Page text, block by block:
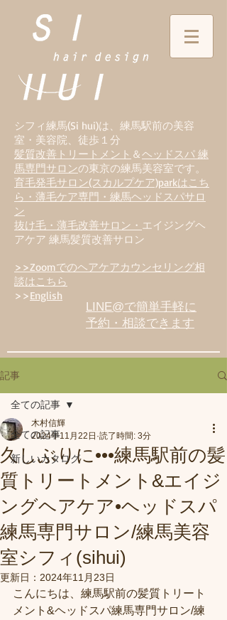
シフィ練馬(Si hui)は、 練馬駅前の美容
室・美容院、徒歩１分
髪質改善トリートメント ＆ヘッドスパ 練
馬専門サロンの東京の練馬美容室です。
育毛発毛サロン(スカルプケア)parkはこち
ら・薄毛ケア専門・練馬ヘッドスパサロ
ン
抜け毛・薄毛改善サロン・ エイジングヘ
アケア 練馬髪質改善サロン
>>Zoomでのヘアケアカウンセリング相
談はこちら
>>English
LINE@で簡単手軽に
予約・相談できます
記事
全ての記事
新しいカタログ
全ての記事
久しぶりに•••練馬駅前の髪
質トリートメント&エイジ
ングヘアケア•ヘッドスパ
練馬専門サロン/練馬美容
室シフィ(sihui)
木村信輝
2024年11月22日 読了時間: 3分
更新日： 2024年11月23日
こんにちは、練馬駅前の髪質トリート
メント&ヘッドスパ練馬専門サロン/練